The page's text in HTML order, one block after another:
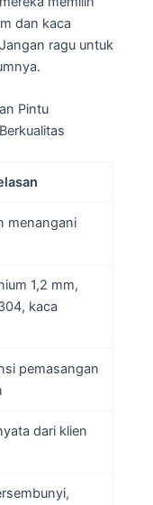
dan kaca
ragu untuk
Pintu
menangani
1,2 mm,
kaca
pemasangan
dari klien